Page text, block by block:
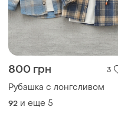
800 грн 3
Рубашка с лонгсливом
92 и еще 5